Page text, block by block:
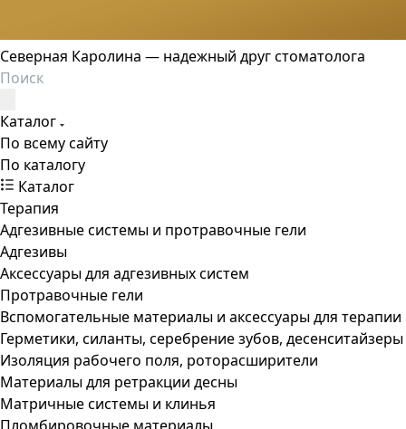
Северная Каролина — надежный друг стоматолога
Каталог
По всему сайту
По каталогу
Каталог
Терапия
Адгезивные системы и протравочные гели
Адгезивы
Аксессуары для адгезивных систем
Протравочные гели
Вспомогательные материалы и аксессуары для терапии
Герметики, силанты, серебрение зубов, десенситайзеры
Изоляция рабочего поля, роторасширители
Материалы для ретракции десны
Матричные системы и клинья